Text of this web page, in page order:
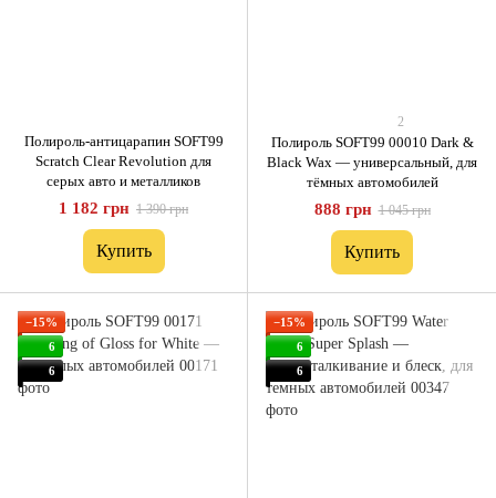
Полироль-антицарапин SOFT99
Scratch Clear Revolution для
серых авто и металликов
1 182 грн 1 390 грн
Купить
2
Полироль SOFT99 00010 Dark &
Black Wax — универсальный, для
тёмных автомобилей
888 грн 1 045 грн
Купить
−15%
6
6
−15%
6
6